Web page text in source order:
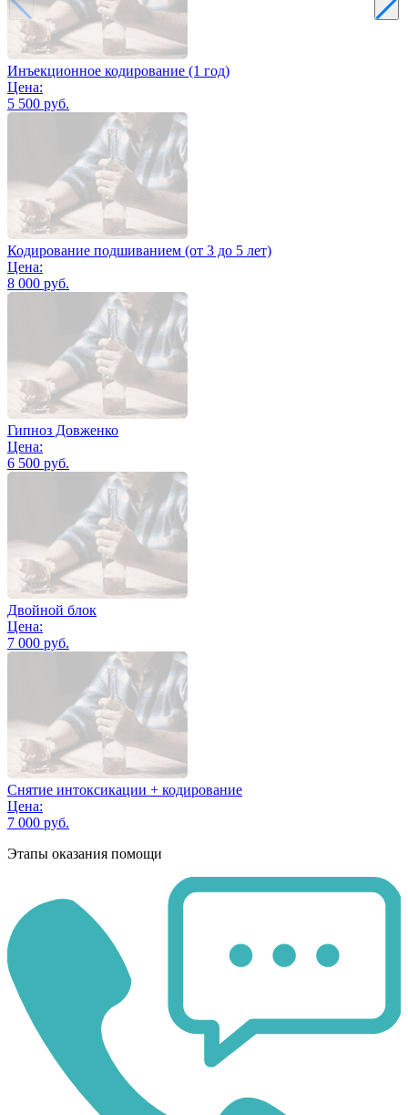
Инъекционное кодирование (1 год)
Цена:
5 500 руб.
Кодирование подшиванием (от 3 до 5 лет)
Цена:
8 000 руб.
Гипноз Довженко
Цена:
6 500 руб.
Двойной блок
Цена:
7 000 руб.
Снятие интоксикации + кодирование
Цена:
7 000 руб.
Этапы оказания помощи